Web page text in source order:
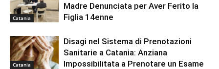
Catania
Madre Denunciata per Aver Ferito la
Figlia 14enne
Catania
Disagi nel Sistema di Prenotazioni
Sanitarie a Catania: Anziana
Impossibilitata a Prenotare un Esame